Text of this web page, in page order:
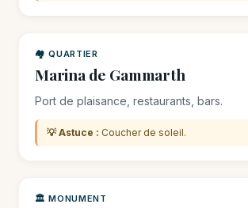
🏘️ QUARTIER
Marina de Gammarth
Port de plaisance, restaurants, bars.
💡 Astuce : Coucher de soleil.
🏛️ MONUMENT